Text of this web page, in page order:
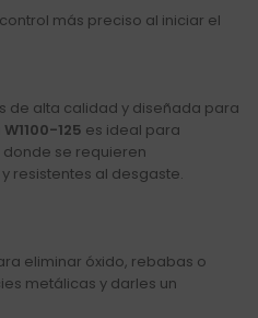
más preciso al iniciar el
de alta calidad y diseñada para
W1100-125 es ideal para
se requieren
resistentes al desgaste.
eliminar óxido, rebabas o
metálicas y darles un